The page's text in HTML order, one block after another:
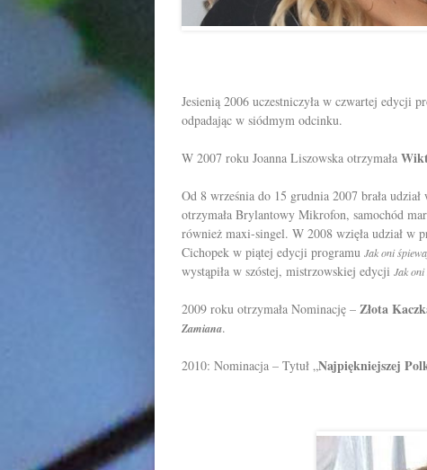
Jesienią 2006 uczestniczyła w czwartej edycji
odpadając w siódmym odcinku.
W 2007 roku Joanna Liszowska otrzymała
Od 8 września do 15 grudnia 2007 brała
otrzymała Brylantowy Mikrofon, samochód
również maxi-singel. W 2008 wzięła udział w
Cichopek w piątej edycji programu Jak oni
wystąpiła w szóstej, mistrzowskiej edycji Jak
2009 roku otrzymała Nominację – Złota
Zamiana.
2010: Nominacja – Tytuł „Najpiękniejszej